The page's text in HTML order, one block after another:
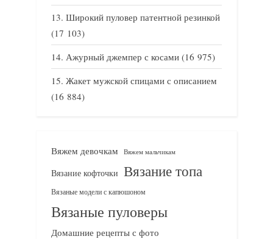
Широкий пуловер патентной резинкой
(17 103)
Ажурный джемпер с косами (16 975)
Жакет мужской спицами с описанием
(16 884)
Вяжем девочкам Вяжем мальчикам
Вязание кофточки Вязание топа
Вязаные модели с капюшоном
Вязаные пуловеры
Домашние рецепты с фото